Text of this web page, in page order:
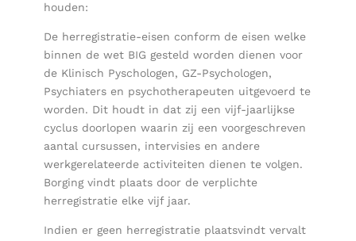
houden:
De herregistratie-eisen conform de eisen welke
binnen de wet BIG gesteld worden dienen voor
de Klinisch Pyschologen, GZ-Psychologen,
Psychiaters en psychotherapeuten uitgevoerd te
worden. Dit houdt in dat zij een vijf-jaarlijkse
cyclus doorlopen waarin zij een voorgeschreven
aantal cursussen, intervisies en andere
werkgerelateerde activiteiten dienen te volgen.
Borging vindt plaats door de verplichte
herregistratie elke vijf jaar.
Indien er geen herregistratie plaatsvindt vervalt